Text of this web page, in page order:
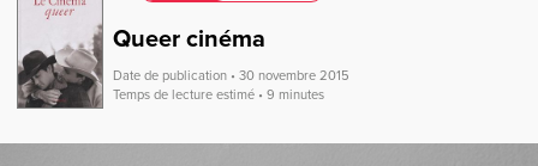
Queer cinéma
Date de publication • 30 novembre 2015
Temps de lecture estimé • 9 minutes